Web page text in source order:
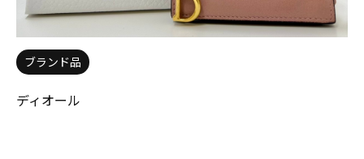
ブランド品
ディオール